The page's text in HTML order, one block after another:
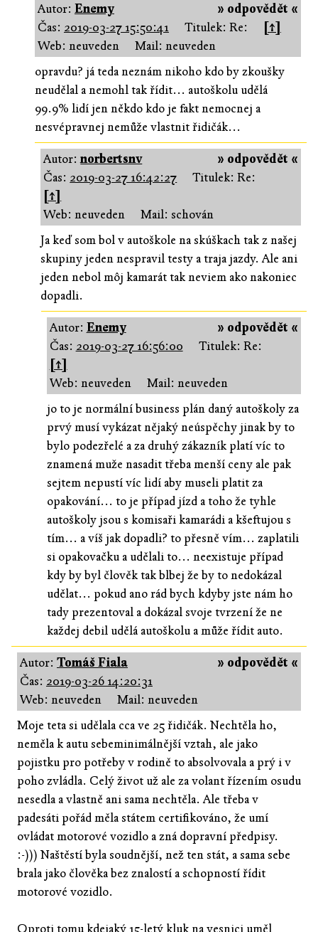
» odpovědět «
Autor: Enemy
Čas: 2019-03-27 15:50:41 Titulek: Re:
[↑]
Web: neuveden
Mail: neuveden
opravdu? já teda neznám nikoho kdo by zkoušky
neudělal a nemohl tak řídit... autoškolu udělá
99.9% lidí jen někdo kdo je fakt nemocnej a
nesvépravnej nemůže vlastnit řidičák...
» odpovědět «
Autor:norbertsnv
Čas: 2019-03-27 16:42:27
Titulek: Re:
[↑]
Web: neuveden
Mail: schován
Ja keď som bol v autoškole na skúškach tak z našej
skupiny jeden nespravil testy a traja jazdy. Ale ani
jeden nebol môj kamarát tak neviem ako nakoniec
dopadli.
» odpovědět «
Autor: Enemy
Čas: 2019-03-27 16:56:00
Titulek: Re:
[↑]
Web: neuveden
Mail: neuveden
jo to je normální business plán daný autoškoly za
prvý musí vykázat nějaký neúspěchy jinak by to
bylo podezřelé a za druhý zákazník platí víc to
znamená muže nasadit třeba menší ceny ale pak
sejtem nepustí víc lidí aby museli platit za
opakování... to je případ jízd a toho že tyhle
autoškoly jsou s komisaři kamarádi a kšeftujou s
tím... a víš jak dopadli? to přesně vím... zaplatili
si opakovačku a udělali to... neexistuje případ
kdy by byl člověk tak blbej že by to nedokázal
udělat... pokud ano rád bych kdyby jste nám ho
tady prezentoval a dokázal svoje tvrzení že ne
každej debil udělá autoškolu a může řídit auto.
» odpovědět «
Autor: Tomáš Fiala
Čas: 2019-03-26 14:20:31
Web: neuveden
Mail: neuveden
Moje teta si udělala cca ve 25 řidičák. Nechtěla ho,
neměla k autu sebeminimálnější vztah, ale jako
pojistku pro potřeby v rodině to absolvovala a prý i v
poho zvládla. Celý život už ale za volant řízením osudu
nesedla a vlastně ani sama nechtěla. Ale třeba v
padesáti pořád měla státem certifikováno, že umí
ovládat motorové vozidlo a zná dopravní předpisy.
:-))) Naštěstí byla soudnější, než ten stát, a sama sebe
brala jako člověka bez znalostí a schopností řídit
motorové vozidlo.
Oproti tomu kdejaký 15-letý kluk na vesnici uměl